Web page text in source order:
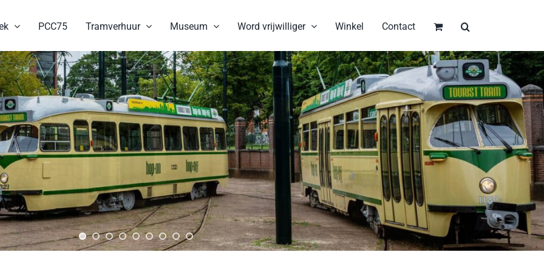
PCC75 Tramverhuur Museum Word vrijwilliger Winkel Contact